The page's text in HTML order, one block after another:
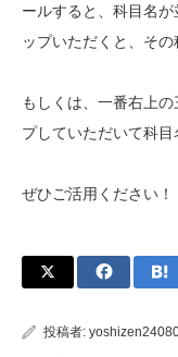
ールすると、科目名
ップいただくと、そ
もしくは、一番右上
プしていただいて科目
ぜひご活用ください！
投稿者: